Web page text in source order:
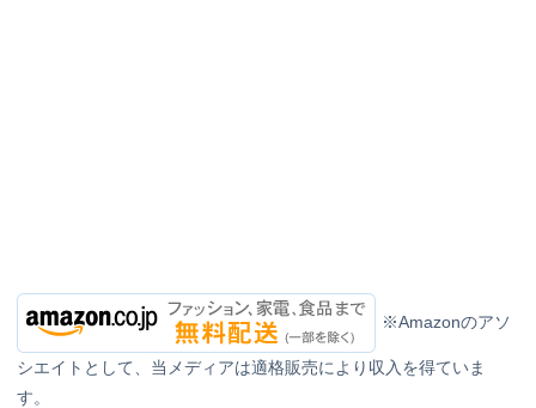
※Amazonのアソ
シエイトとして、当メディアは適格販売により収入を得ていま
す。